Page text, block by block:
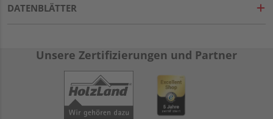
DATENBLÄTTER
Unsere Zertifizierungen und Partner